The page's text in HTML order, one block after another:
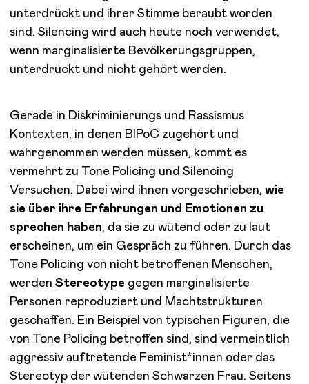
unterdrückt und ihrer Stimme beraubt worden
sind. Silencing wird auch heute noch verwendet,
wenn marginalisierte Bevölkerungsgruppen,
unterdrückt und nicht gehört werden.
Gerade in Diskriminierungs und Rassismus
Kontexten, in denen BIPoC zugehört und
wahrgenommen werden müssen, kommt es
vermehrt zu Tone Policing und Silencing
Versuchen. Dabei wird ihnen vorgeschrieben, wie
sie über ihre Erfahrungen und Emotionen zu
sprechen haben, da sie zu wütend oder zu laut
erscheinen, um ein Gespräch zu führen. Durch das
Tone Policing von nicht betroffenen Menschen,
werden Stereotype gegen marginalisierte
Personen reproduziert und Machtstrukturen
geschaffen. Ein Beispiel von typischen Figuren, die
von Tone Policing betroffen sind, sind vermeintlich
aggressiv auftretende Feminist*innen oder das
Stereotyp der wütenden Schwarzen Frau. Seitens